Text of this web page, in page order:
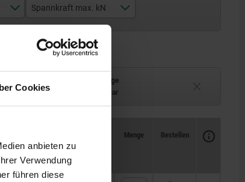
Cookies
anbieten zu
Verwendung
führen diese
Spannkraft max. kN
40
120
Lieferzeit auf Anfrage
Derzeit nicht lieferbar
Preis
Menge Bestellen